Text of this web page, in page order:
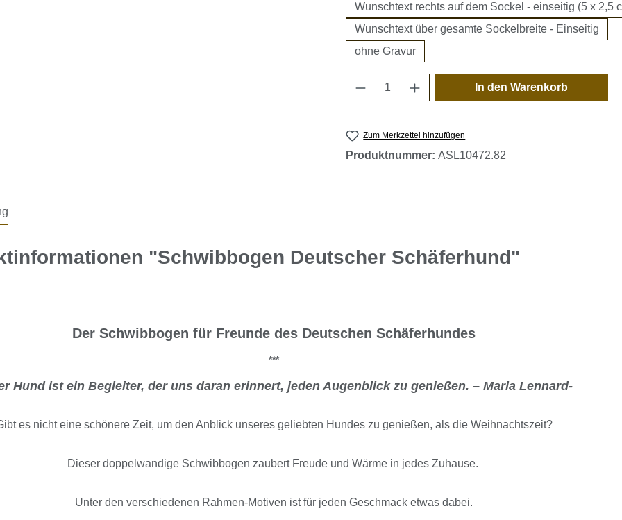
Wunschtext rechts auf dem Sockel - einseitig (5 x 2,5
Wunschtext über gesamte Sockelbreite - Einseitig
ohne Gravur
Produkt Anzahl: Gib den
In den Warenkorb
Zum Merkzettel hinzufügen
Produktnummer:ASL10472.82
"Schwibbogen Deutscher Schäferhund"
Der Schwibbogen für Freunde des Deutschen Schäferhundes
***
Hund ist ein Begleiter, der uns daran erinnert, jeden Augenblick zu genießen. – Marla Lennard-
es nicht eine schönere Zeit, um den Anblick unseres geliebten Hundes zu genießen, als die Weihnachtszeit?
Dieser doppelwandige Schwibbogen zaubert Freude und Wärme in jedes Zuhause.
Unter den verschiedenen Rahmen-Motiven ist für jeden Geschmack etwas dabei.